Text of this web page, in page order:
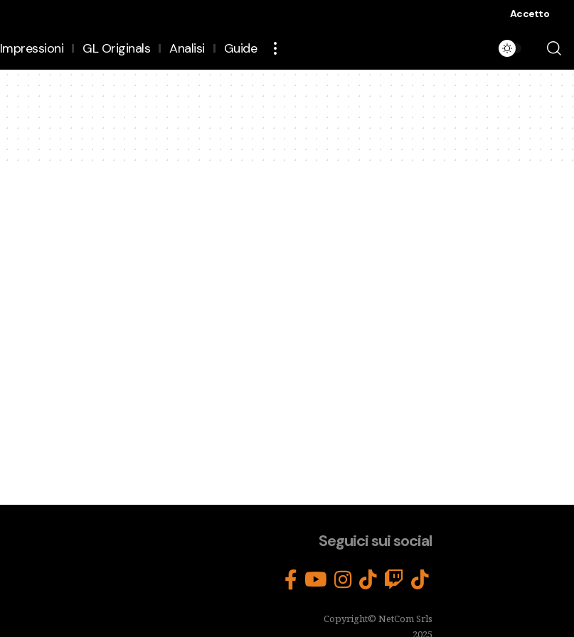
Accetto
Impressioni GL Originals Analisi Guide
Seguici sui social
Copyright© NetCom Srls
2025